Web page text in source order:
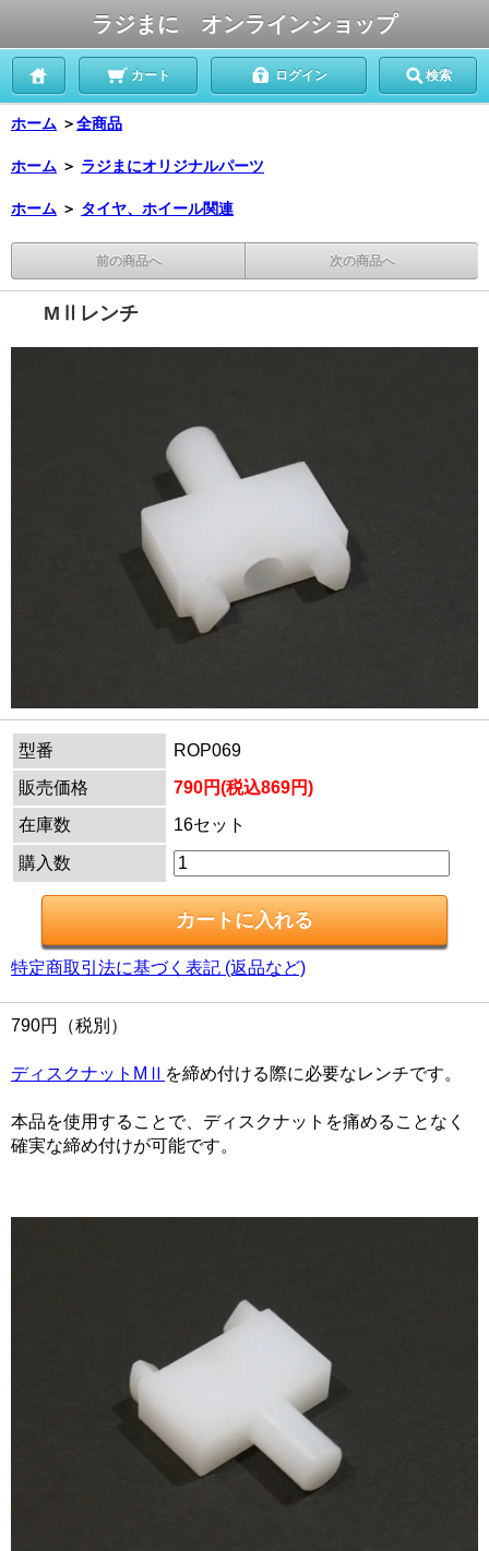
ラジまに オンラインショップ
カート ログイン 検索
ホーム ＞全商品
ホーム ＞ ラジまにオリジナルパーツ
ホーム ＞ タイヤ、ホイール関連
前の商品へ 次の商品へ
MⅡレンチ
型番
ROP069
販売価格
790円(税込869円)
在庫数
16セット
購入数
特定商取引法に基づく表記 (返品など)
790円（税別）
ディスクナットMⅡ を締め付ける際に必要なレンチです。
本品を使用することで、ディスクナットを痛めることなく
確実な締め付けが可能です。